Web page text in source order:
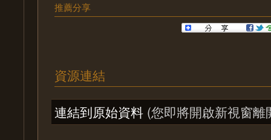
推薦分享
資源連結
連結到原始資料 (您即將開啟新視窗離